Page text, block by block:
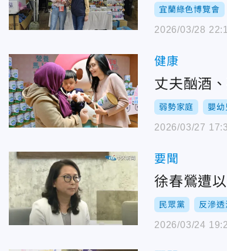
宜蘭綠色博覽會
2026/03/28
健康
丈夫酗酒
弱勢家庭 嬰幼
2026/03/27
要聞
徐春鶯遭
民眾黨 反滲透
2026/03/24